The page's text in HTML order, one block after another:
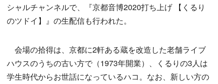
シャルチャンネルで、『京都音博2020打ち上げ 【くるり
のツドイ】』の生配信も行われた。
会場の拾得は、京都に2軒ある蔵を改造した老舗ライブ
ハウスのうちの古い方で（1973年開業）、くるりの3人は
学生時代からお世話になっているハコ。なお、新しい方の